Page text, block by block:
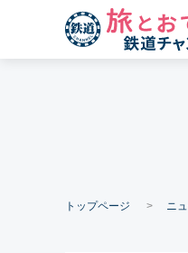
トップページ ニ